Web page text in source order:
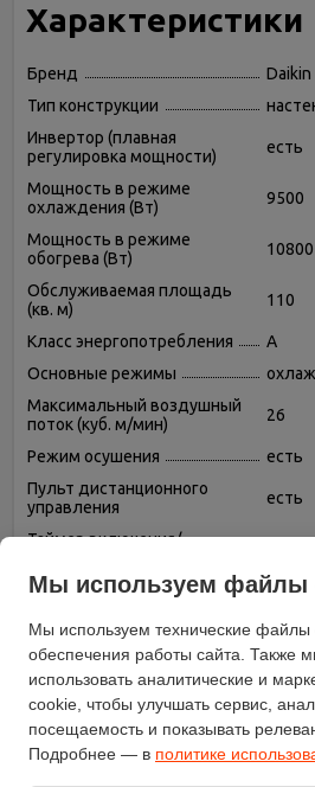
Характеристики
Бренд
Daikin
Тип конструкции
Инвертор (плавная
регулировка мощности)
есть
Мощность в режиме
охлаждения (Вт)
9500
Мощность в режиме
обогрева (Вт)
10800
Обслуживаемая площадь
(кв. м)
110
Класс энергопотребления
A
Основные режимы
Максимальный воздушный
поток (куб. м/мин)
26
Режим осушения
есть
Пульт дистанционного
управления
есть
Таймер включения/
Тип хладагента
R 32
Фаза
Регулировка скорости
вращения вентилятора
есть
Режим вентиляции (без
охлаждения и обогрева)
есть
Автоматическое
есть
Мы используем файлы
Мы используем технические файлы
обеспечения работы сайта. Также
использовать аналитические и
cookie, чтобы улучшать сервис,
посещаемость и показывать
Подробнее — в политике